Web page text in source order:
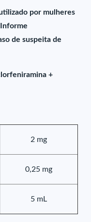
por mulheres
de suspeita de
+
2 mg
0,25 mg
5 mL